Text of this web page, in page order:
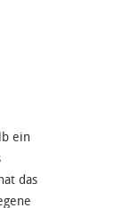
ein
das